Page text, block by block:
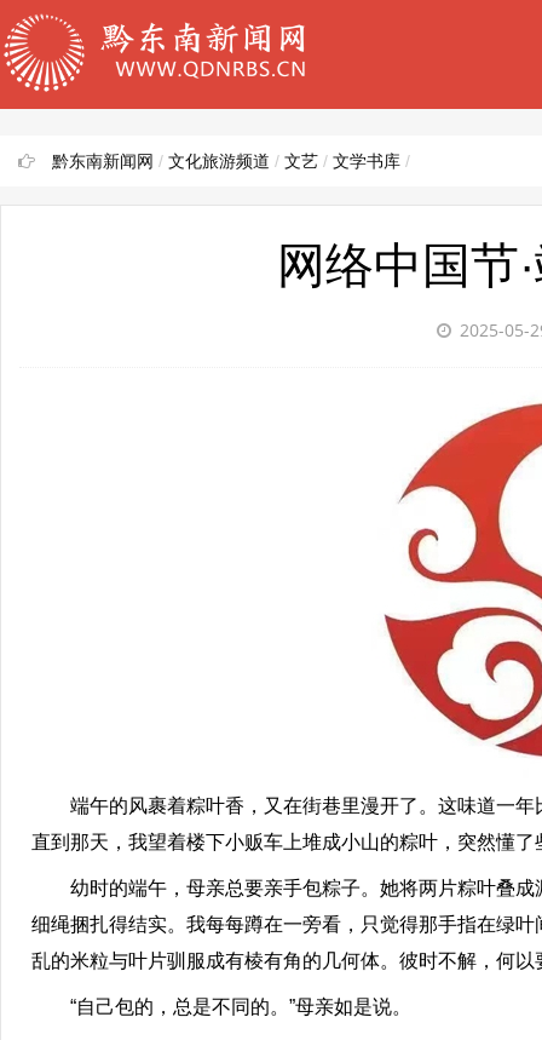
黔东南新闻网 / 文化旅游频道 / 文艺 / 文学书库 /
网络中国节
2025-05-
端午的风裹着粽叶香，又在街巷里漫开了。这味道一年
直到那天，我望着楼下小贩车上堆成小山的粽叶，突然懂了
幼时的端午，母亲总要亲手包粽子。她将两片粽叶叠成
细绳捆扎得结实。我每每蹲在一旁看，只觉得那手指在绿
乱的米粒与叶片驯服成有棱有角的几何体。彼时不解，何
“自己包的，总是不同的。”母亲如是说。